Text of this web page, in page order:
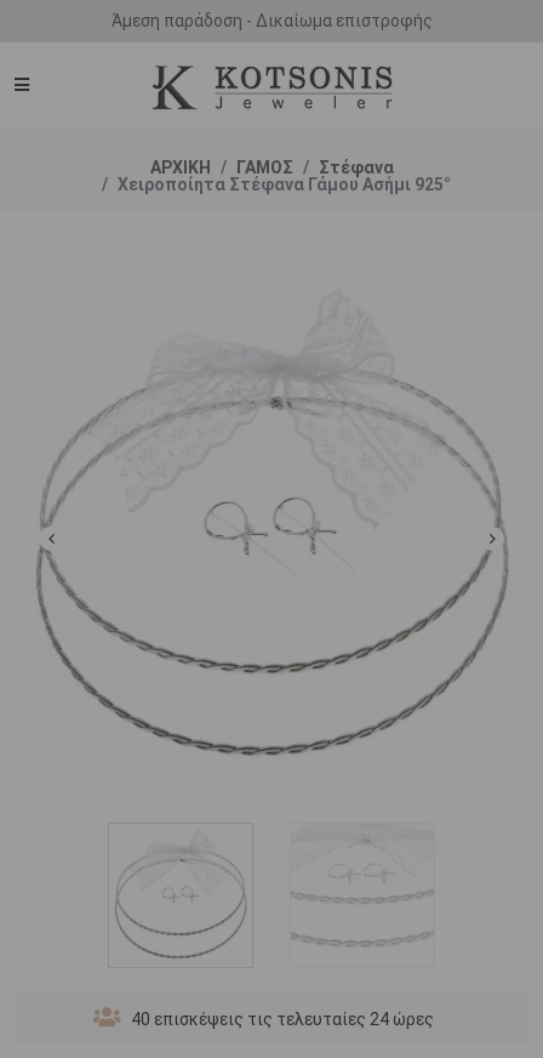
Άμεση παράδοση - Δικαίωμα επιστροφής
ΑΡΧΙΚΗ ΓΑΜΟΣ
Στέφανα
Χειροποίητα Στέφανα Γάμου Ασήμι 925°
40 επισκέψεις τις τελευταίες 24 ώρες